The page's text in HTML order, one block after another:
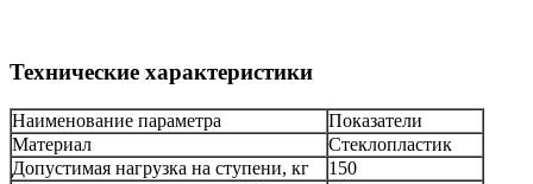
Технические характеристики
Наименование параметра
Показатели
Материал
Стеклопластик
Допустимая нагрузка на ступени, кг
150